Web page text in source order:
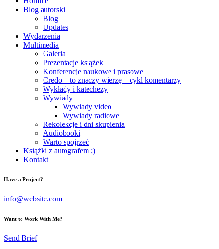
Blog autorski
Blog
Updates
Wydarzenia
Multimedia
Galeria
Prezentacje książek
Konferencje naukowe i prasowe
Credo – to znaczy wierzę – cykl komentarzy
Wykłady i katechezy
Wywiady
Wywiady video
Wywiady radiowe
Rekolekcje i dni skupienia
Audiobooki
Warto spojrzeć
Książki z autografem ;)
Kontakt
Have a Project?
info@website.com
Want to Work With Me?
Send Brief